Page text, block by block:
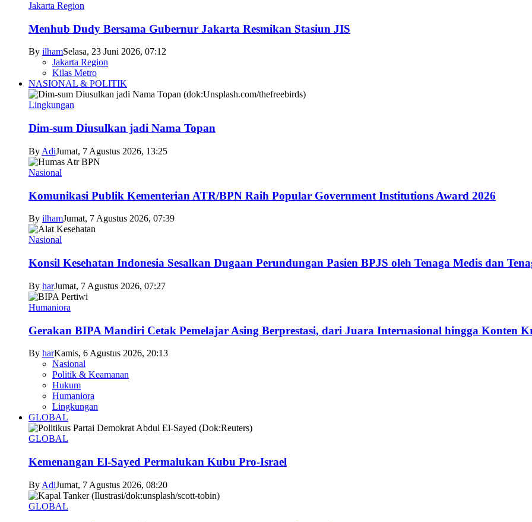
Jakarta Region
Menhub Dudy Bersama Gubernur Jakarta Resmikan Stasiun JIS
By ilhamSelasa, 23 Juni 2026, 07:12
Jakarta Region
Kilas Metro
NASIONAL & POLITIK
Lingkungan
Dim-sum Diusulkan jadi Nama Topan
By AdiJumat, 7 Agustus 2026, 13:25
Nasional
Komunikasi Publik Kementerian ATR/BPN Raih Popular Government Institutions Award 2026
By ilhamJumat, 7 Agustus 2026, 07:39
Nasional
Konsil Kesehatan Indonesia Sesalkan Dugaan Perundungan Pasien BPJS oleh Tenaga Medis dan
By harJumat, 7 Agustus 2026, 07:27
Humaniora
Gerakan BIPA Mandiri Cetak Pemelajar Asing Berprestasi, dari Juara Internasional hingga Konten
By harKamis, 6 Agustus 2026, 20:13
Nasional
Politik & Keamanan
Hukum
Humaniora
Lingkungan
GLOBAL
GLOBAL
Kemenangan El-Sayed Permalukan Kubu Pro-Israel
By AdiJumat, 7 Agustus 2026, 08:20
GLOBAL